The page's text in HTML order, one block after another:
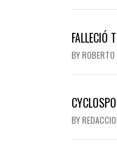
FALLECIÓ
BYROBERTO
BY